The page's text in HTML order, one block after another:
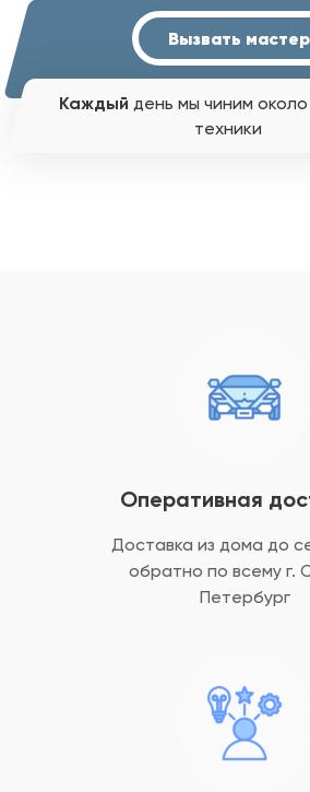
Вызвать
Каждый день мы чиним около
техники
Оперативная
Доставка из дома до
обратно по всему г.
Петербург